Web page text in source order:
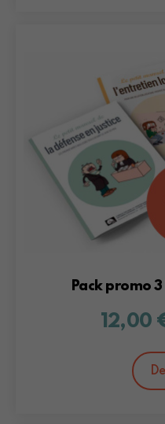
Pack promo
12,00